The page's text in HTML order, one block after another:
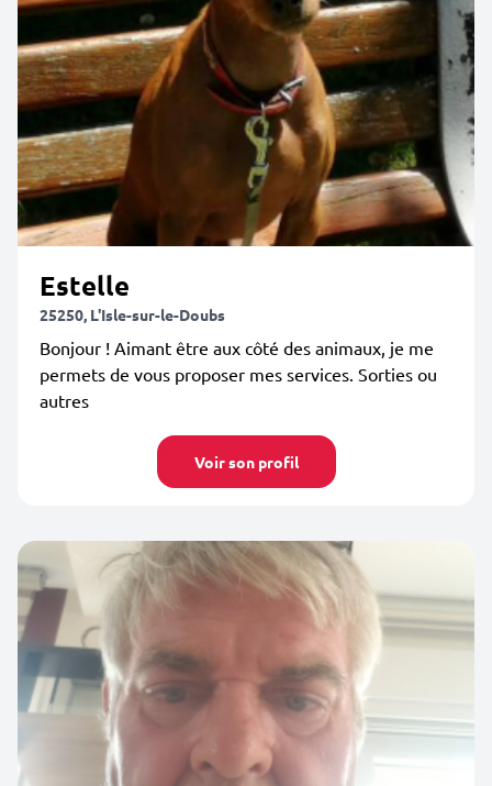
Estelle
25250, L'Isle-sur-le-Doubs
Bonjour ! Aimant être aux côté des animaux, je me
permets de vous proposer mes services. Sorties ou
autres
Voir son profil